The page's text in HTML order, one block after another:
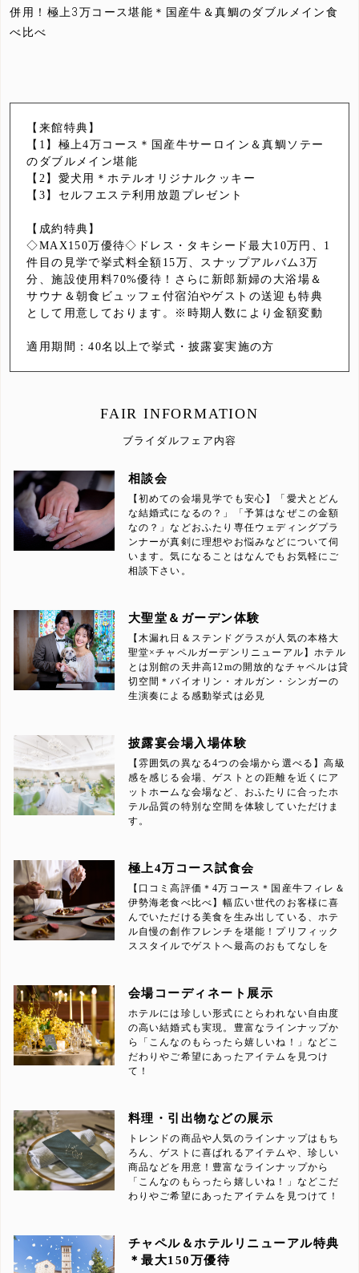
併用！極上3万コース堪能＊国産牛＆真鯛のダブルメイン食
べ比べ
【来館特典】
【1】極上4万コース＊国産牛サーロイン＆真鯛ソテー
のダブルメイン堪能
【2】愛犬用＊ホテルオリジナルクッキー
【3】セルフエステ利用放題プレゼント
【成約特典】
◇MAX150万優待◇ドレス・タキシード最大10万円、1
件目の見学で挙式料全額15万、スナップアルバム3万
分、施設使用料70%優待！さらに新郎新婦の大浴場＆
サウナ＆朝食ビュッフェ付宿泊やゲストの送迎も特典
として用意しております。※時期人数により金額変動
適用期間：40名以上で挙式・披露宴実施の方
FAIR INFORMATION
ブライダルフェア内容
相談会
【初めての会場見学でも安心】「愛犬とどん
な結婚式になるの？」「予算はなぜこの金額
なの？」などおふたり専任ウェディングプラ
ンナーが真剣に理想やお悩みなどについて伺
います。気になることはなんでもお気軽にご
相談下さい。
大聖堂＆ガーデン体験
【木漏れ日＆ステンドグラスが人気の本格大
聖堂×チャペルガーデンリニューアル】ホテル
とは別館の天井高12mの開放的なチャペルは貸
切空間＊バイオリン・オルガン・シンガーの
生演奏による感動挙式は必見
披露宴会場入場体験
【雰囲気の異なる4つの会場から選べる】高級
感を感じる会場、ゲストとの距離を近くにア
ットホームな会場など、おふたりに合ったホ
テル品質の特別な空間を体験していただけま
す。
極上4万コース試食会
【口コミ高評価＊4万コース＊国産牛フィレ＆
伊勢海老食べ比べ】幅広い世代のお客様に喜
んでいただける美食を生み出している、ホテ
ル自慢の創作フレンチを堪能！プリフィック
ススタイルでゲストへ最高のおもてなしを
会場コーディネート展示
ホテルには珍しい形式にとらわれない自由度
の高い結婚式も実現。豊富なラインナップか
ら「こんなのもらったら嬉しいね！」などこ
だわりやご希望にあったアイテムを見つけ
て！
料理・引出物などの展示
トレンドの商品や人気のラインナップはもち
ろん、ゲストに喜ばれるアイテムや、珍しい
商品などを用意！豊富なラインナップから
「こんなのもらったら嬉しいね！」などこだ
わりやご希望にあったアイテムを見つけて！
チャペル＆ホテルリニューアル特典
＊最大150万優待